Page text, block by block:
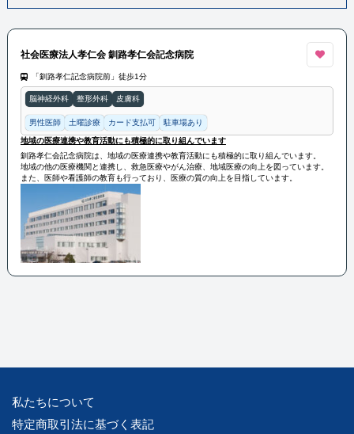
社会医療法人孝仁会 釧路孝仁会記念病院
「釧路孝仁記念病院前」徒歩1分
脳神経外科 整形外科 皮膚科
男性医師 土曜診療 カード支払可 駐車場あり
地域の医療連携や教育活動にも積極的に取り組んでいます
釧路孝仁会記念病院は、地域の医療連携や教育活動にも積極的に取り組んでいます。
地域の他の医療機関と連携し、救急医療やがん治療、地域医療の向上を図っています。
また、医師や看護師の教育も行っており、医療の質の向上を目指しています。
私たちについて
特定商取引法に基づく表記